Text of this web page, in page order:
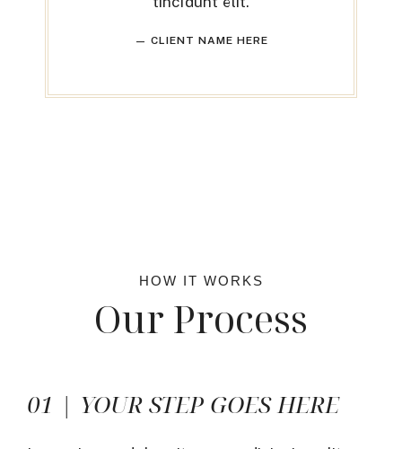
— CLIENT NAME HERE
HOW IT WORKS
Our Process
01 | YOUR STEP GOES HERE